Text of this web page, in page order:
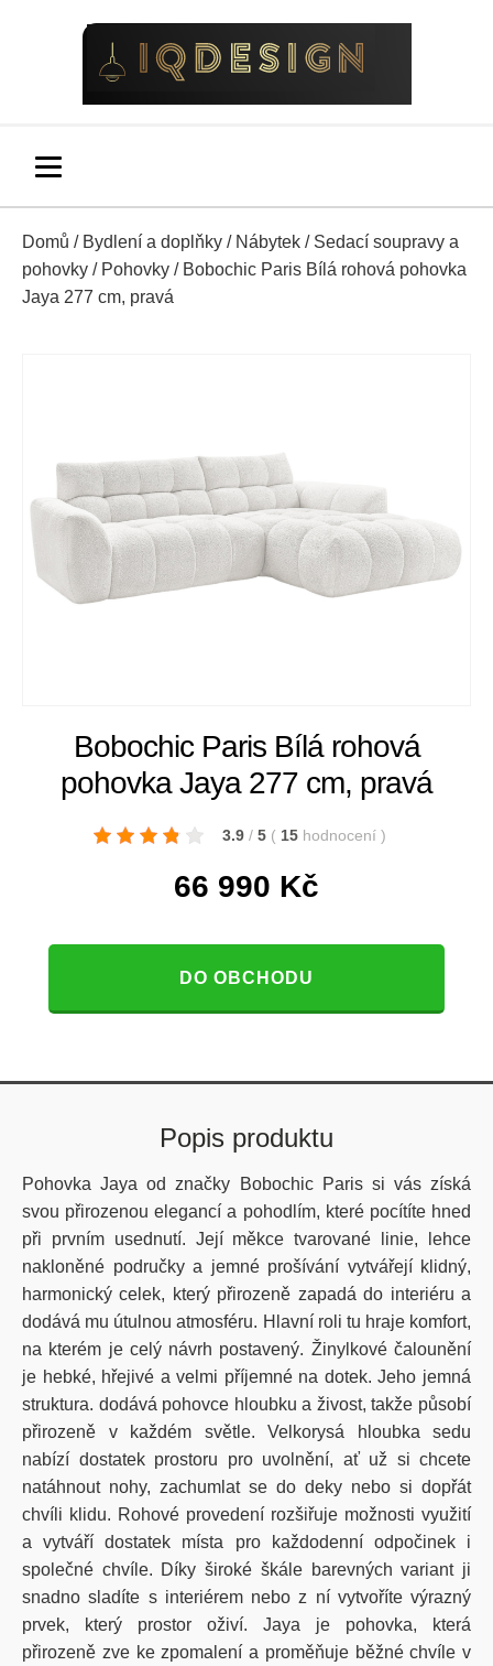
Domů / Bydlení a doplňky / Nábytek / Sedací soupravy a
pohovky / Pohovky / Bobochic Paris Bílá rohová pohovka
Jaya 277 cm, pravá
Bobochic Paris Bílá rohová
pohovka Jaya 277 cm, pravá
3.9 / 5 ( 15 hodnocení )
66 990 Kč
DO OBCHODU
Popis produktu
Pohovka Jaya od značky Bobochic Paris si vás získá
svou přirozenou elegancí a pohodlím, které pocítíte hned
při prvním usednutí. Její měkce tvarované linie, lehce
nakloněné područky a jemné prošívání vytvářejí klidný,
harmonický celek, který přirozeně zapadá do interiéru a
dodává mu útulnou atmosféru. Hlavní roli tu hraje komfort,
na kterém je celý návrh postavený. Žinylkové čalounění
je hebké, hřejivé a velmi příjemné na dotek. Jeho jemná
struktura. dodává pohovce hloubku a živost, takže působí
přirozeně v každém světle. Velkorysá hloubka sedu
nabízí dostatek prostoru pro uvolnění, ať už si chcete
natáhnout nohy, zachumlat se do deky nebo si dopřát
chvíli klidu. Rohové provedení rozšiřuje možnosti využití
a vytváří dostatek místa pro každodenní odpočinek i
společné chvíle. Díky široké škále barevných variant ji
snadno sladíte s interiérem nebo z ní vytvoříte výrazný
prvek, který prostor oživí. Jaya je pohovka, která
přirozeně zve ke zpomalení a proměňuje běžné chvíle v